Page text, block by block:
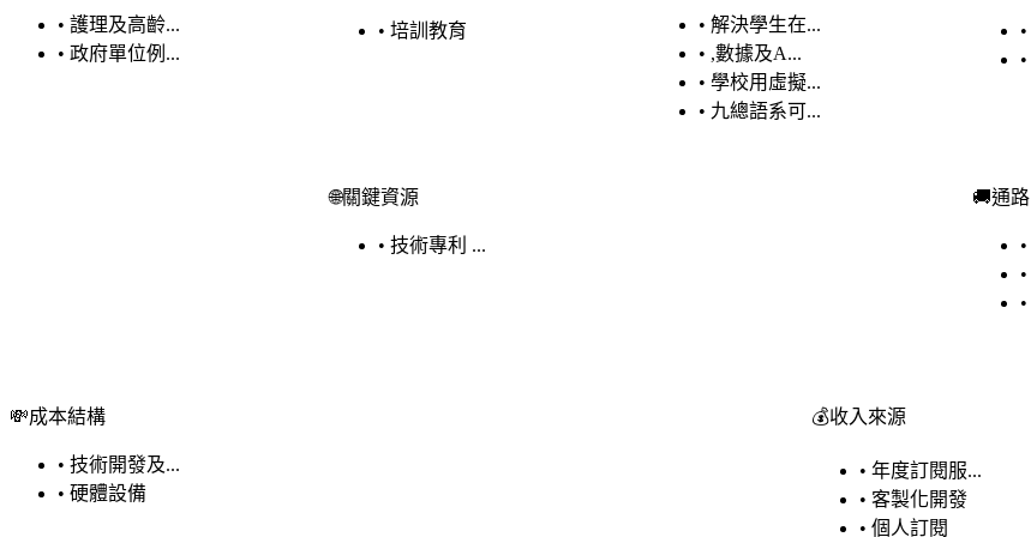
• 護理及高齡...
• 政府單位例...
•培訓教育
🌐關鍵資源
•技術專利 ...
•解決學生在...
• ,數據及A...
•學校用虛擬...
• 九總語系可...
•
•
🚚通路
•
•
•
💸成本結構
• 技術開發及...
• 硬體設備
💰收入來源
• 年度訂閱服...
• 客製化開發
• 個人訂閱